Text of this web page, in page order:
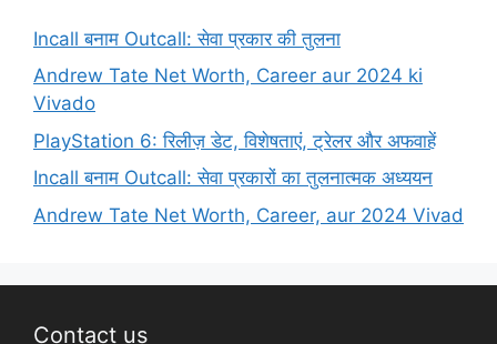
Incall बनाम Outcall: सेवा प्रकार की तुलना
Andrew Tate Net Worth, Career aur 2024 ki
Vivado
PlayStation 6: रिलीज़ डेट, विशेषताएं, ट्रेलर और अफवाहें
Incall बनाम Outcall: सेवा प्रकारों का तुलनात्मक अध्ययन
Andrew Tate Net Worth, Career, aur 2024 Vivad
Contact us